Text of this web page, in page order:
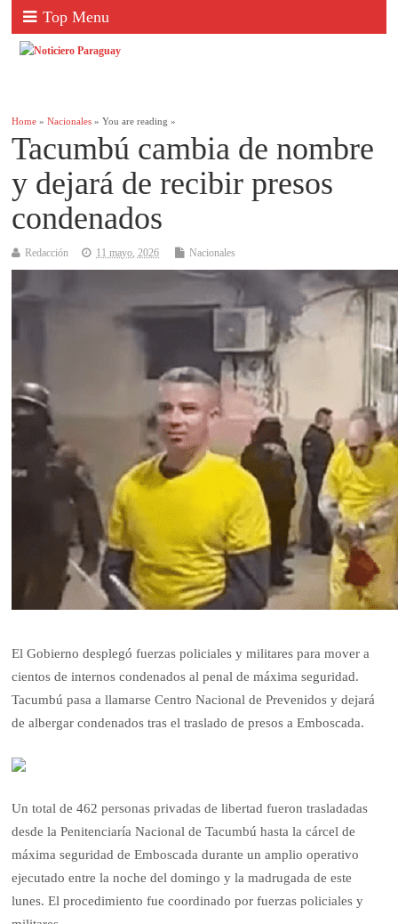
Top Menu
Home »Nacionales » You are reading »
Tacumbú cambia de nombre
y dejará de recibir presos
condenados
Redacción 11 mayo, 2026 Nacionales
El Gobierno desplegó fuerzas policiales y militares para mover a
cientos de internos condenados al penal de máxima seguridad.
Tacumbú pasa a llamarse Centro Nacional de Prevenidos y dejará
de albergar condenados tras el traslado de presos a Emboscada.
Un total de 462 personas privadas de libertad fueron trasladadas
desde la Penitenciaría Nacional de Tacumbú hasta la cárcel de
máxima seguridad de Emboscada durante un amplio operativo
ejecutado entre la noche del domingo y la madrugada de este
lunes. El procedimiento fue coordinado por fuerzas policiales y